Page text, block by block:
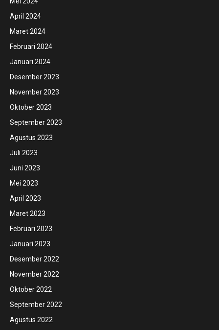
April 2024
Maret 2024
Februari 2024
Januari 2024
Desember 2023
November 2023
Oktober 2023
September 2023
Agustus 2023
Juli 2023
Juni 2023
Mei 2023
April 2023
Maret 2023
Februari 2023
Januari 2023
Desember 2022
November 2022
Oktober 2022
September 2022
Agustus 2022